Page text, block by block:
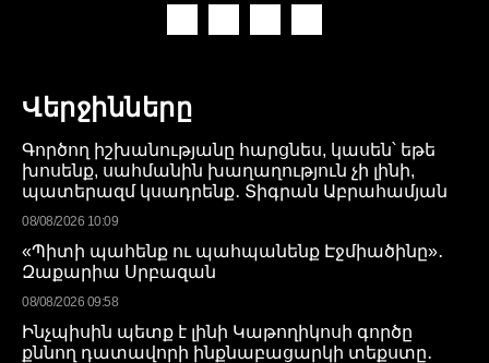
Վերջինները
Գործող իշխանությանը հարցնես, կասեն՝ եթե
խոսենք, սահմանին խաղաղություն չի լինի,
պատերազմ կսադրենք․ Տիգրան Աբրահամյան
08/08/2026 10:09
«Պիտի պահենք ու պահպանենք Էջմիածինը»․
Զաքարիա Սրբազան
08/08/2026 09:58
Ինչպիսին պետք է լինի Կաթողիկոսի գործը
քննող դատավորի ինքնաբացարկի տեքստը․